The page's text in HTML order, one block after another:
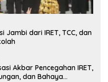
Jambi dari IRET, TCC, dan
Akbar Pencegahan IRET,
dan Bahaya